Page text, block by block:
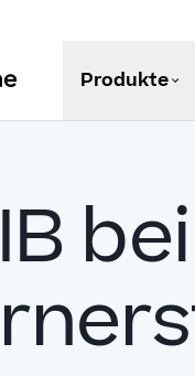
Produkte
bei